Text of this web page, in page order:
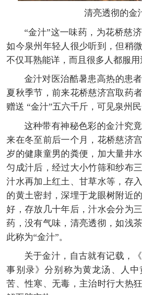
清亮透彻的金
“金汁”这一味药，为花桥慈
如今泉州年轻人很少听到，但稍
不仅耳熟能详，而且很多人都服用
金汁对医治酷暑患高热的患
夏秋季节，前来花桥慈济宫取药
赠送 “金汁”五六千斤，可见泉州
这种带有神秘色彩的金汁究
来在冬至前后一个月，花桥慈济
岁的健康童男的粪便，加大量井
匀成汁后，经过大小竹筛和纱布
汁水再加上红土、甘草水等，存
的黄土密封，深埋于龙眼树附近
好，存放几十年后，汁水会分为
药，没有气味，清亮透彻，如浅
此称为“金汁”。
关于金汁，自古就有记载，
事别录》分别称为黄龙汤、人
苦、性寒、无毒，主治时行大热